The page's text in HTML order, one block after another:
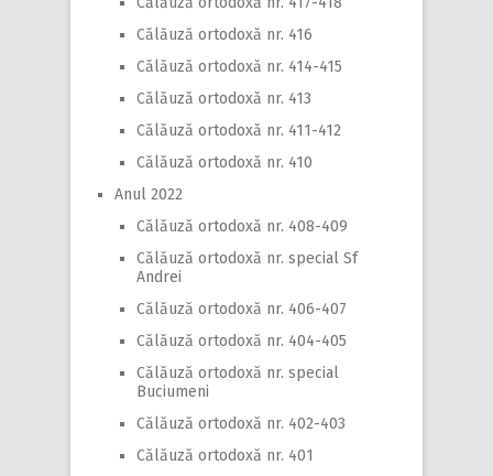
Călăuză ortodoxă nr. 416
Călăuză ortodoxă nr. 414-415
Călăuză ortodoxă nr. 413
Călăuză ortodoxă nr. 411-412
Călăuză ortodoxă nr. 410
Anul 2022
Călăuză ortodoxă nr. 408-409
Călăuză ortodoxă nr. special Sf
Andrei
Călăuză ortodoxă nr. 406-407
Călăuză ortodoxă nr. 404-405
Călăuză ortodoxă nr. special
Buciumeni
Călăuză ortodoxă nr. 402-403
Călăuză ortodoxă nr. 401